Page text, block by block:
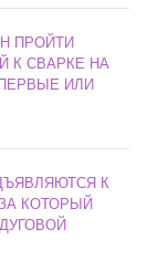
ПРОЙТИ
К СВАРКЕ НА
ИЛИ
К
КОТОРЫЙ